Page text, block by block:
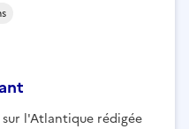
l'Atlantique rédigée